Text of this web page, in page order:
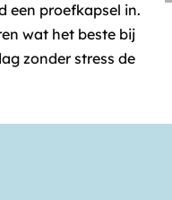
een proefkapsel in.
wat het beste bij
zonder stress de